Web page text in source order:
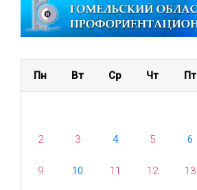
Пн Вт Ср Чт Пт
2 3 4 5 6
9 10 11 12 13